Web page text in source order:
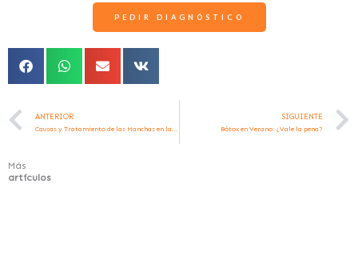
PEDIR DIAGNÓSTICO
Ant
ANTERIOR SIGUIENTE
Bótox en Verano: ¿Vale la pena?
Más
artículos